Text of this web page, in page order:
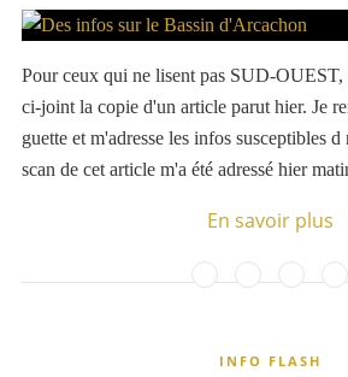
Pour ceux qui ne lisent pas SUD-
ci-joint la copie d'un article parut hier. Je
guette et m'adresse les infos susceptibles d
scan de cet article m'a été adressé hier
En savoir plus
INFO FLASH